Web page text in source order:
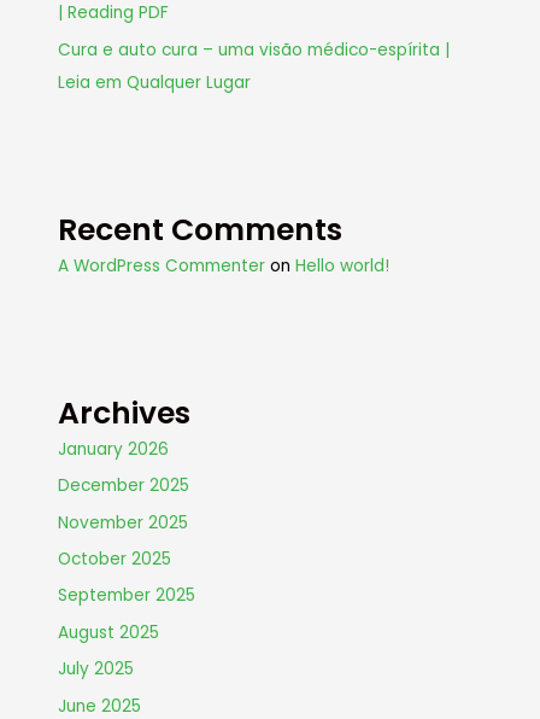
| Reading PDF
Cura e auto cura – uma visão médico-espírita |
Leia em Qualquer Lugar
Recent Comments
A WordPress Commenter onHello world!
Archives
January 2026
December 2025
November 2025
October 2025
September 2025
August 2025
July 2025
June 2025